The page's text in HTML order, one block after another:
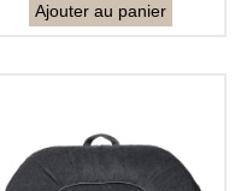
Ajouter au panier